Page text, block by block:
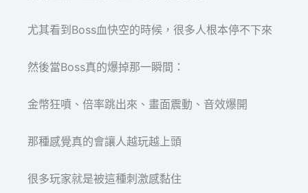
尤其看到Boss血快空的時候，很多人根本停不下來
然後當Boss真的爆掉那一瞬間：
金幣狂噴、倍率跳出來、畫面震動、音效爆開
那種感覺真的會讓人越玩越上頭
很多玩家就是被這種刺激感黏住